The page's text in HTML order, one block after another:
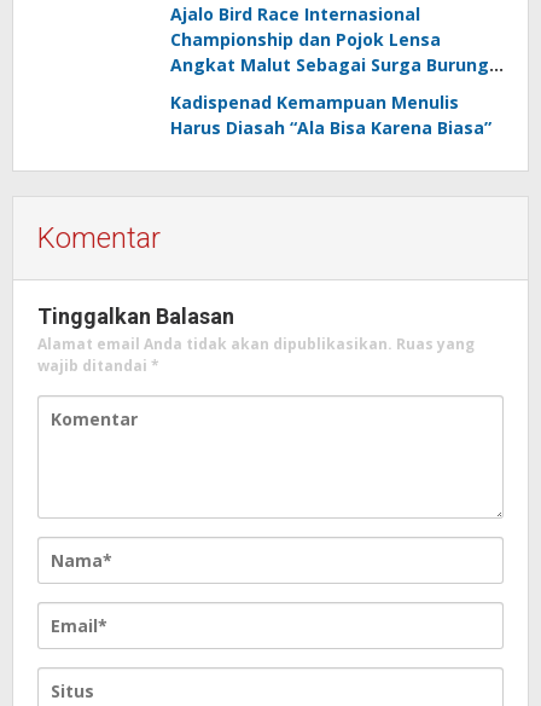
Ajalo Bird Race Internasional
Championship dan Pojok Lensa
Angkat Malut Sebagai Surga Burung
Destinasi Ekowisata Kelas Dunia
Kadispenad Kemampuan Menulis
Harus Diasah “Ala Bisa Karena Biasa”
Komentar
Tinggalkan Balasan
Alamat email Anda tidak akan dipublikasikan. Ruas yang
wajib ditandai *